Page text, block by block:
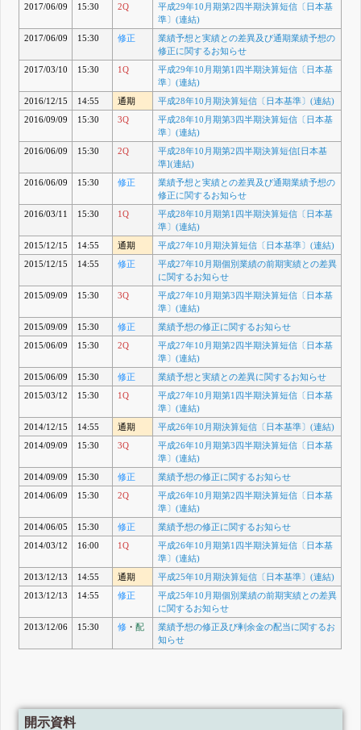
2017/06/09
15:30 2Q
平成29年10月期第2四半期決算短信〔日本基
準〕(連結)
2017/06/09
15:30 修正
業績予想と実績との差異及び通期業績予想の
修正に関するお知らせ
2017/03/10
15:30 1Q
平成29年10月期第1四半期決算短信〔日本基
準〕(連結)
2016/12/15
14:55 通期
平成28年10月期決算短信〔日本基準〕(連結)
2016/09/09
15:30 3Q
平成28年10月期第3四半期決算短信〔日本基
準〕(連結)
2016/06/09
15:30 2Q
平成28年10月期第2四半期決算短信[日本基
準](連結)
2016/06/09
15:30 修正
業績予想と実績との差異及び通期業績予想の
修正に関するお知らせ
2016/03/11
15:30 1Q
平成28年10月期第1四半期決算短信〔日本基
準〕(連結)
2015/12/15
14:55 通期
平成27年10月期決算短信〔日本基準〕(連結)
2015/12/15
14:55 修正
平成27年10月期個別業績の前期実績との差異
に関するお知らせ
2015/09/09
15:30 3Q
平成27年10月期第3四半期決算短信〔日本基
準〕(連結)
2015/09/09
15:30 修正
業績予想の修正に関するお知らせ
2015/06/09
15:30 2Q
平成27年10月期第2四半期決算短信〔日本基
準〕(連結)
2015/06/09
15:30 修正
業績予想と実績との差異に関するお知らせ
2015/03/12
15:30 1Q
平成27年10月期第1四半期決算短信〔日本基
準〕(連結)
2014/12/15
14:55 通期
平成26年10月期決算短信〔日本基準〕(連結)
2014/09/09
15:30 3Q
平成26年10月期第3四半期決算短信〔日本基
準〕(連結)
2014/09/09
15:30 修正
業績予想の修正に関するお知らせ
2014/06/09
15:30 2Q
平成26年10月期第2四半期決算短信〔日本基
準〕(連結)
2014/06/05
15:30 修正
業績予想の修正に関するお知らせ
2014/03/12
16:00 1Q
平成26年10月期第1四半期決算短信〔日本基
準〕(連結)
2013/12/13
14:55 通期
平成25年10月期決算短信〔日本基準〕(連結)
2013/12/13
14:55 修正
平成25年10月期個別業績の前期実績との差異
に関するお知らせ
2013/12/06
15:30 修・ 配
業績予想の修正及び剰余金の配当に関するお
知らせ
開示資料